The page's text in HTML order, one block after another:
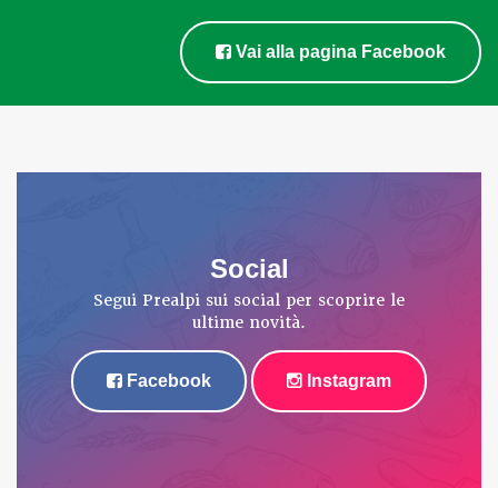
Vai alla pagina Facebook
Social
Segui Prealpi sui social per scoprire le
ultime novità.
Facebook Instagram